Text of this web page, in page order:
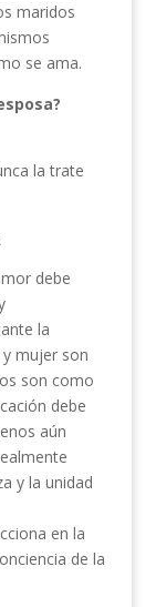
maridos
se ama.
la trate
debe
la
mujer son
son como
debe
aún
y la unidad
en la
de la